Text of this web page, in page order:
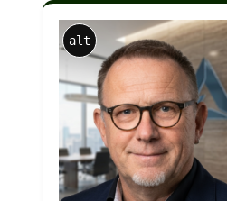
alt